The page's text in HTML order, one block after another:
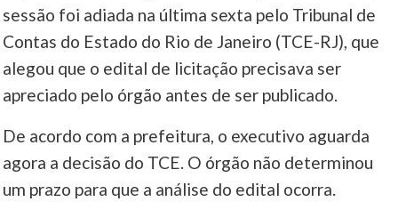
sessão foi adiada na última sexta pelo Tribunal de
Contas do Estado do Rio de Janeiro (TCE-RJ), que
alegou que o edital de licitação precisava ser
apreciado pelo órgão antes de ser publicado.
De acordo com a prefeitura, o executivo aguarda
agora a decisão do TCE. O órgão não determinou
um prazo para que a análise do edital ocorra.